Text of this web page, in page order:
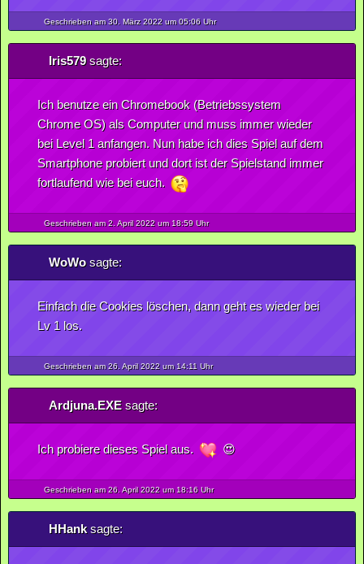
Geschrieben am 30. März2022um 05:06 Uhr
Iris579sagte:
Ich benutze ein Chromebook (Betriebssystem
Chrome OS) als Computer und muss immer wieder
bei Level 1 anfangen. Nun habe ich dies Spiel auf dem
Smartphone probiert und dort ist der Spielstand immer
fortlaufend wie bei euch.
Geschrieben am 2. April2022um 18:59 Uhr
WoWosagte:
Einfach die Cookies löschen, dann geht es wieder bei
Lv 1 los.
Geschrieben am 26. April2022um 14:11 Uhr
Ardjuna.EXEsagte:
Ich probiere dieses Spiel aus. 😍
Geschrieben am 26. April2022um 18:16 Uhr
HHanksagte: